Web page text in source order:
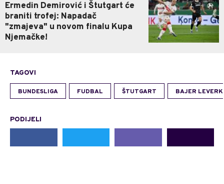
Ermedin Demirović i Štutgart će
braniti trofej: Napadač
"zmajeva" u novom finalu Kupa
Njemačke!
TAGOVI
BUNDESLIGA FUDBAL ŠTUTGART BAJER
PODIJELI